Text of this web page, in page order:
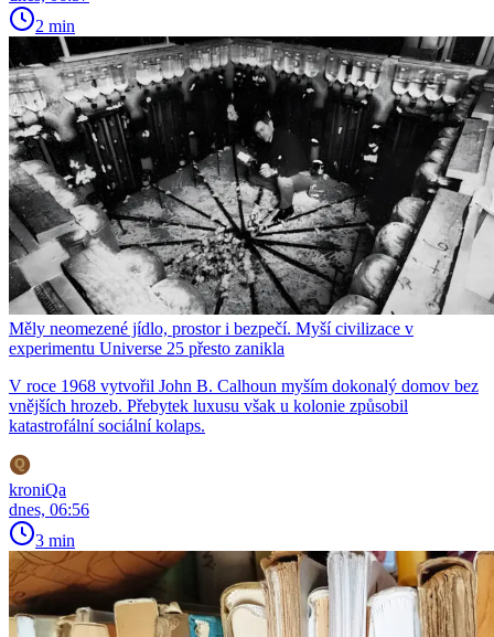
2 min
Měly neomezené jídlo, prostor i bezpečí. Myší civilizace v
experimentu Universe 25 přesto zanikla
V roce 1968 vytvořil John B. Calhoun myším dokonalý domov bez
vnějších hrozeb. Přebytek luxusu však u kolonie způsobil
katastrofální sociální kolaps.
kroniQa
dnes, 06:56
3 min